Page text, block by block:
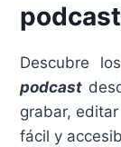
Descubre
podcast
grabar,
fácil y